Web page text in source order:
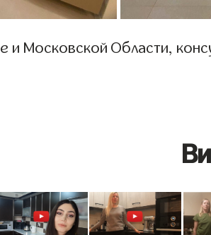
и Московской Области,